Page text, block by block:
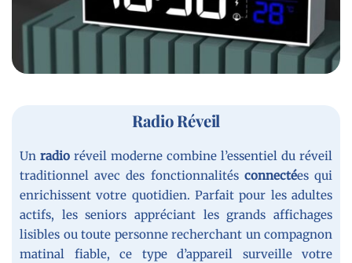
Radio Réveil
Un radio réveil moderne combine l’essentiel du réveil
traditionnel avec des fonctionnalités connectées qui
enrichissent votre quotidien. Parfait pour les adultes
actifs, les seniors appréciant les grands affichages
lisibles ou toute personne recherchant un compagnon
matinal fiable, ce type d’appareil surveille votre